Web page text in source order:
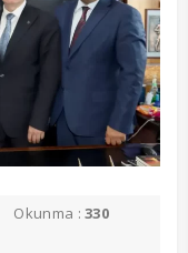
Okunma :330